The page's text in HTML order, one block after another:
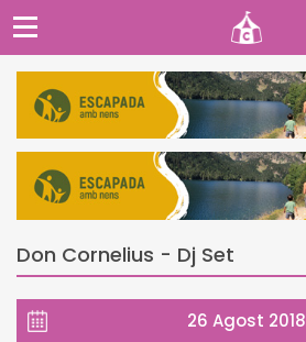
Don Cornelius - Dj Set
26 Agost 2018